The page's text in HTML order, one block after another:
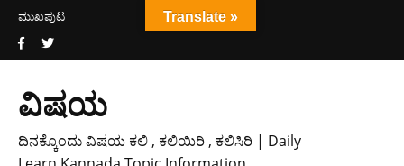
ಮುಖಪುಟ
ವಿಷಯ
ದಿನಕ್ಕೊಂದು ವಿಷಯ ಕಲಿ , ಕಲಿಯಿರಿ , ಕಲಿಸಿರಿ | Daily
Translate »